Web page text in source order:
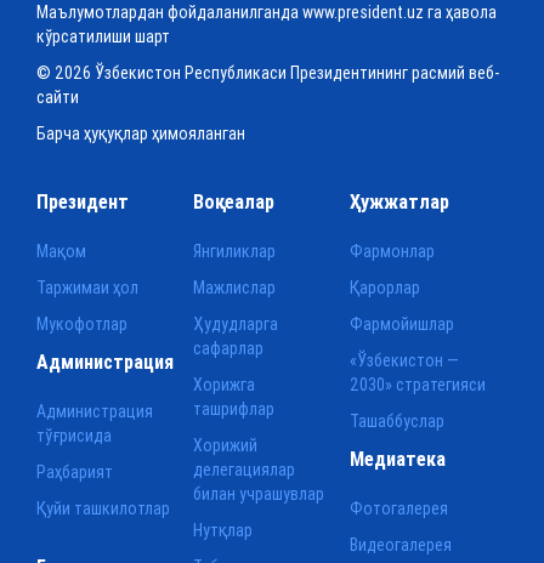
Маълумотлардан фойдаланилганда www.president.uz га ҳавола
кўрсатилиши шарт
© 2026 Ўзбекистон Республикаси Президентининг расмий веб-
сайти
Барча ҳуқуқлар ҳимояланган
Президент
Мақом
Таржимаи ҳол
Мукофотлар
Воқеалар
Янгиликлар
Мажлислар
Ҳудудларга
сафарлар
Хорижга
ташрифлар
Хорижий
делегациялар
билан учрашувлар
Нутқлар
Ҳужжатлар
Фармонлар
Қарорлар
Фармойишлар
«Ўзбекистон —
2030» стратегияси
Ташаббуслар
Администрация
Администрация
тўғрисида
Раҳбарият
Қуйи ташкилотлар
Медиатека
Фотогалерея
Видеогалерея